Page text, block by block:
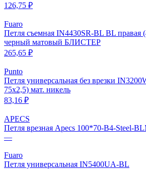
126,75 ₽
Fuaro
Петля съемная IN4430SR-BL BL правая
черный матовый БЛИСТЕР
265,65 ₽
Punto
Петля универсальная без врезки
75x2,5) мат. никель
83,16 ₽
APECS
Петля врезная Apecs 100*70-B4-Steel-
—
Fuaro
Петля универсальная IN5400UA-BL